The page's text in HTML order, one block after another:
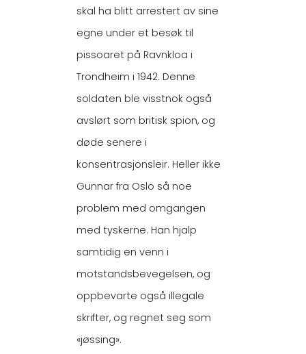
skal ha blitt arrestert av sine
egne under et besøk til
pissoaret på Ravnkloa i
Trondheim i 1942. Denne
soldaten ble visstnok også
avslørt som britisk spion, og
døde senere i
konsentrasjonsleir. Heller ikke
Gunnar fra Oslo så noe
problem med omgangen
med tyskerne. Han hjalp
samtidig en venn i
motstandsbevegelsen, og
oppbevarte også illegale
skrifter, og regnet seg som
«jøssing».